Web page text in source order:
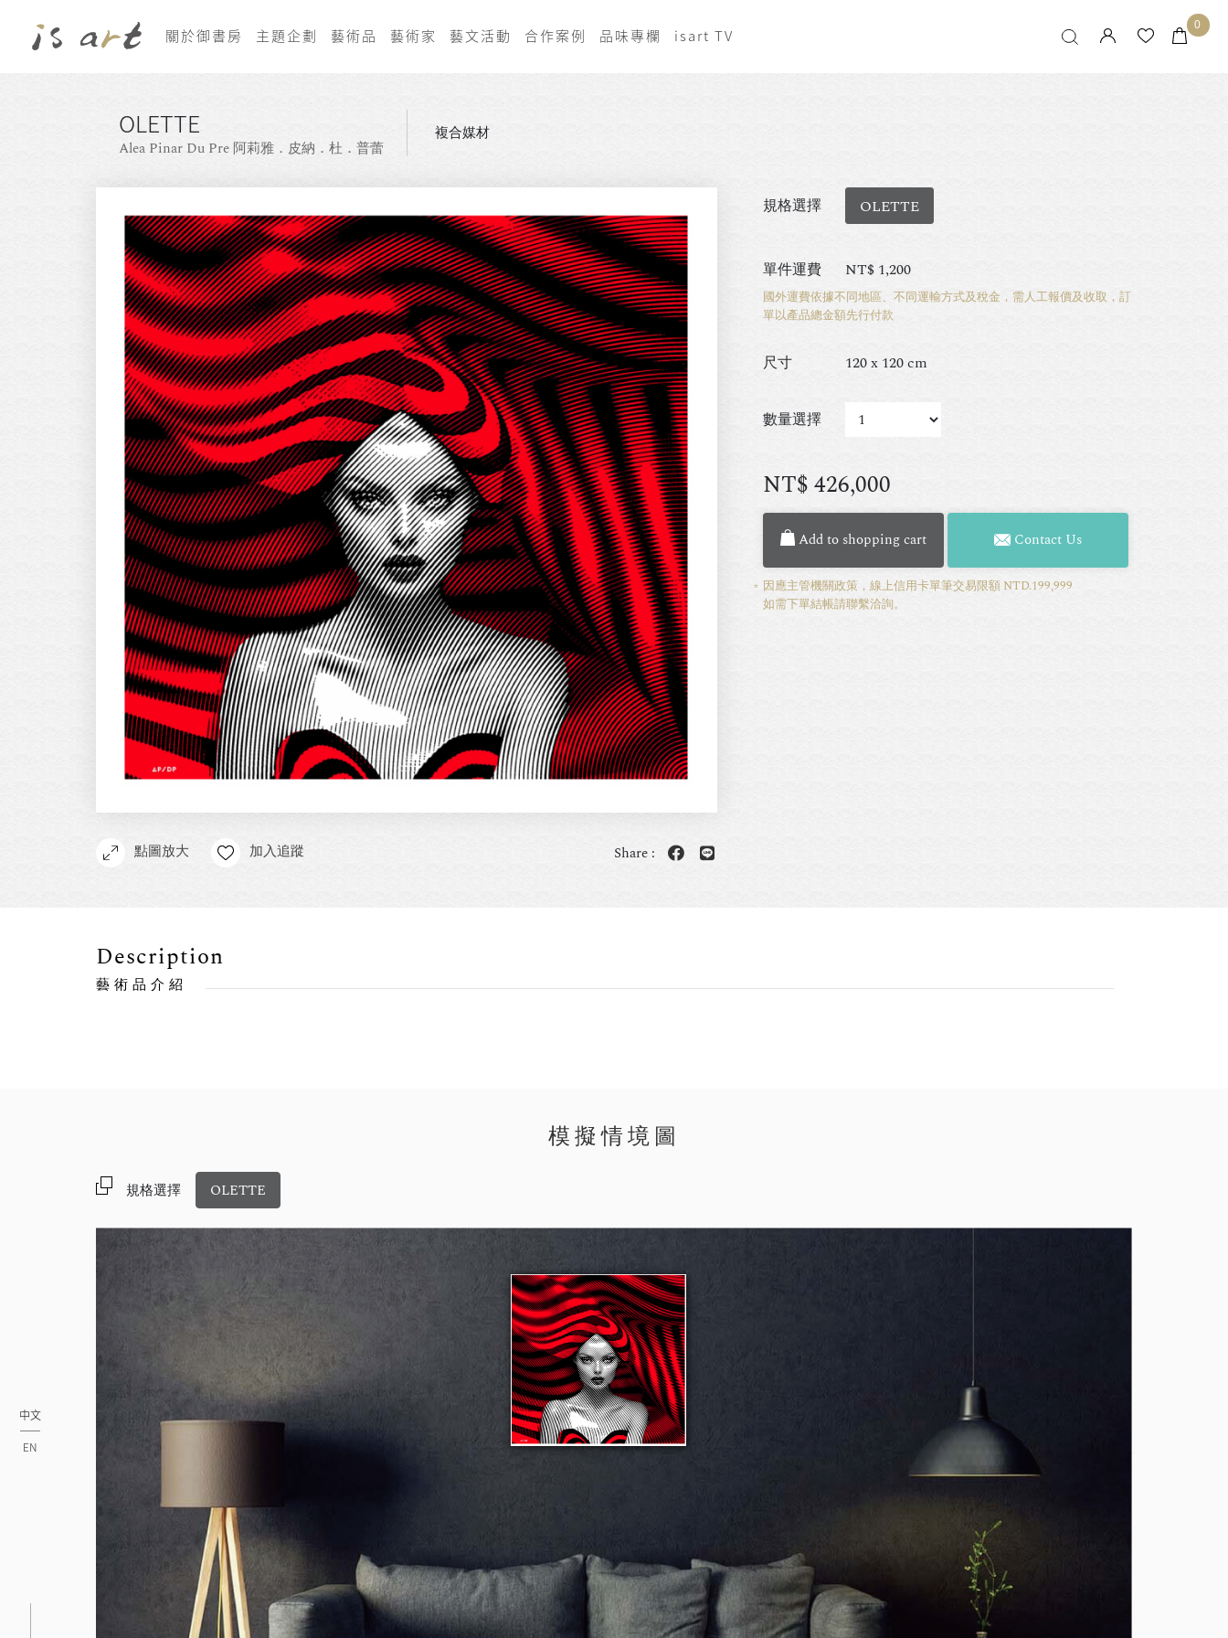
關於御書房 主題企劃 藝術品 藝術家 藝文活動 合作案例 品味專欄 isart TV
0
OLETTE
Alea Pinar Du Pre 阿莉雅．皮納．杜．普蕾
複合媒材
點圖放大 加入追蹤 Share :
規格選擇 OLETTE
單件運費 NT$ 1,200
國外運費依據不同地區、不同運輸方式及稅金，需人工報價及收取，訂
單以產品總金額先行付款
尺寸 120 x 120 cm
數量選擇
NT$426,000
Add to shopping cart Contact Us
因應主管機關政策，線上信用卡單筆交易限額 NTD.199,999
如需下單結帳請聯繫洽詢。
Description
藝術品介紹
模擬情境圖
規格選擇 OLETTE
中文
EN